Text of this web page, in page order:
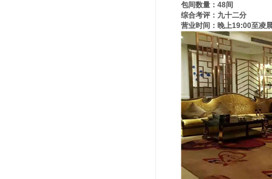
包间数量：48间
综合考评：九十二分
营业时间：晚上19:00至凌